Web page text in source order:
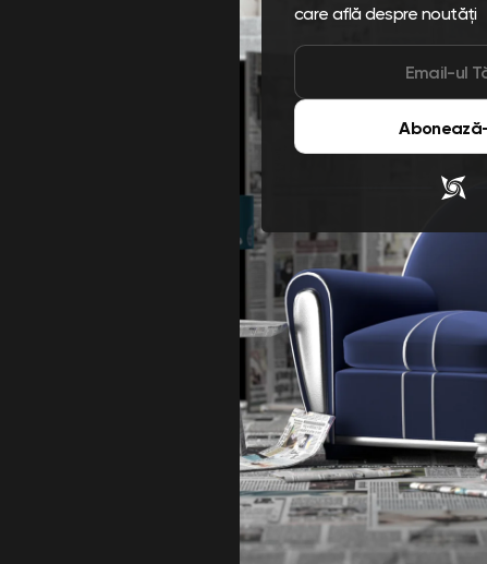
care află despre noutăți